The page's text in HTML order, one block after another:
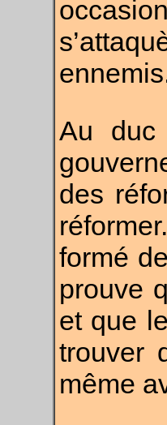
Au duc
des
formé
prouve
et que
trouver
même